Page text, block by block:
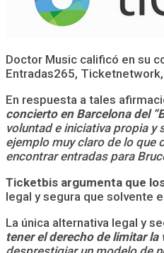
Doctor Music calificó en su
Entradas265,
En respuesta a tales
concierto en Barcelona del
voluntad e iniciativa propia y
ejemplo muy claro de lo que
encontrarentradas para
Ticketbis argumenta que
legal y segura que solvente
La única alternativa legal y
tener el derecho de limitar